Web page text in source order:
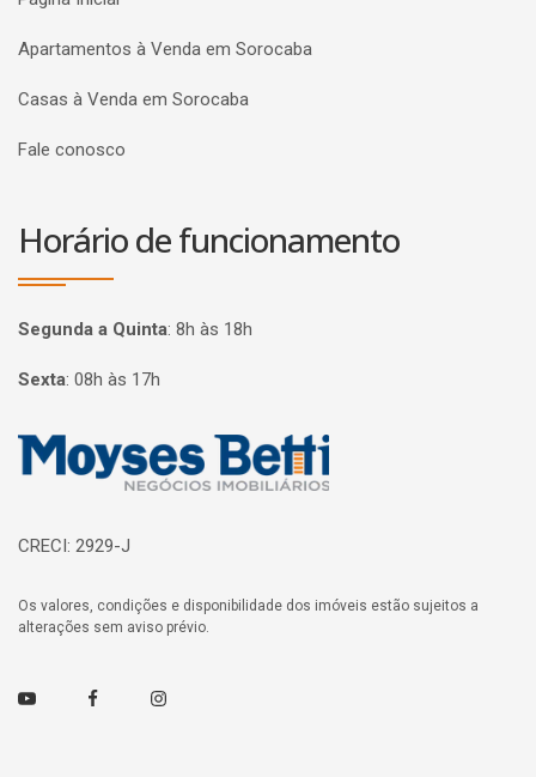
Apartamentos à Venda em Sorocaba
Casas à Venda em Sorocaba
Fale conosco
Horário de funcionamento
Segunda a Quinta: 8h às 18h
Sexta: 08h às 17h
Página inicial
CRECI: 2929-J
Os valores, condições e disponibilidade dos imóveis estão sujeitos a
alterações sem aviso prévio.
Youtube FacebookInstagram